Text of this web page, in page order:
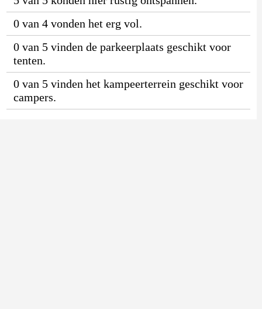
0 van 4 vonden het erg vol.
0 van 5 vinden de parkeerplaats geschikt voor
tenten.
0 van 5 vinden het kampeerterrein geschikt voor
campers.